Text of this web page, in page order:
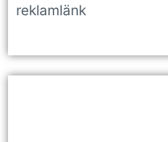
reklamlänk